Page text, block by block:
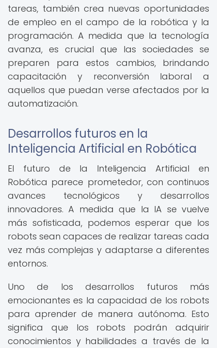
tareas, también crea nuevas oportunidades
de empleo en el campo de la robótica y la
programación. A medida que la tecnología
avanza, es crucial que las sociedades se
preparen para estos cambios, brindando
capacitación y reconversión laboral a
aquellos que puedan verse afectados por la
automatización.
Desarrollos futuros en la
Inteligencia Artificial en Robótica
El futuro de la Inteligencia Artificial en
Robótica parece prometedor, con continuos
avances tecnológicos y desarrollos
innovadores. A medida que la IA se vuelve
más sofisticada, podemos esperar que los
robots sean capaces de realizar tareas cada
vez más complejas y adaptarse a diferentes
entornos.
Uno de los desarrollos futuros más
emocionantes es la capacidad de los robots
para aprender de manera autónoma. Esto
significa que los robots podrán adquirir
conocimientos y habilidades a través de la